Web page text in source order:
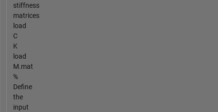
stiffness
matrices
load
C
K
load
M.mat
%
Define
the
input